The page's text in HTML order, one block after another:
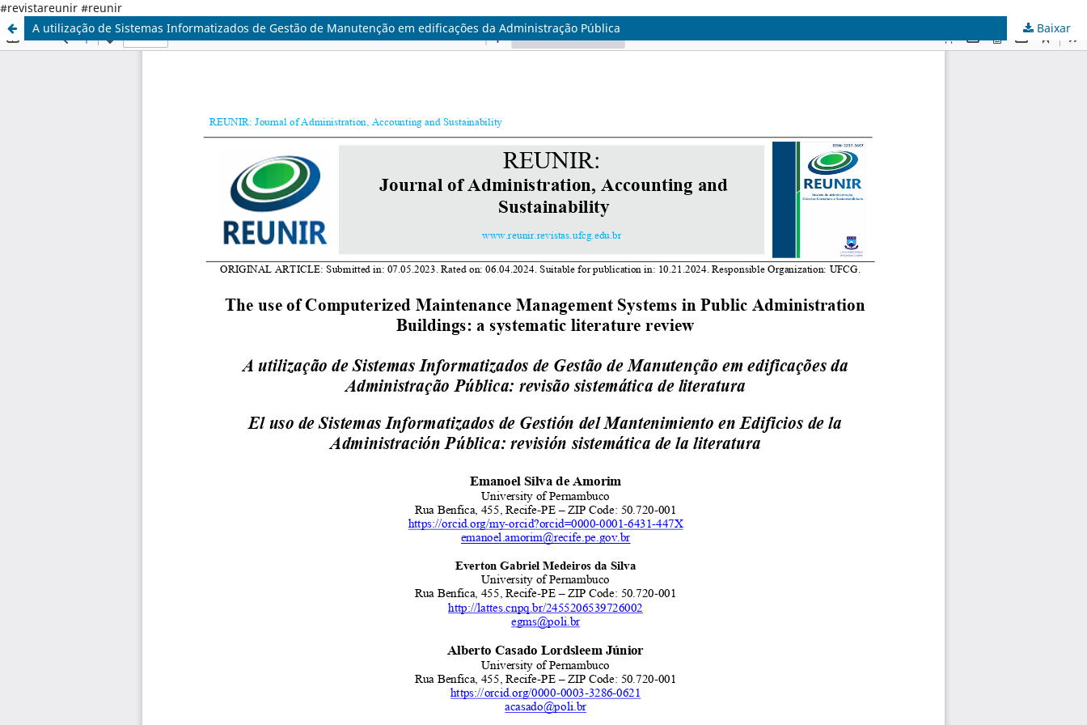
#revistareunir #reunir
A utilização de Sistemas Informatizados de Gestão de Manutenção em edificações da Administração Pública
Baixar